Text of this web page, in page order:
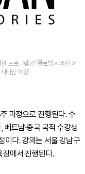
프로그램인 ‘글로벌 시바산 아
바산 제공
과정으로 진행된다. 수
트남·중국 국적 수강생
이다. 강의는 서울 강남구
에서 진행된다.